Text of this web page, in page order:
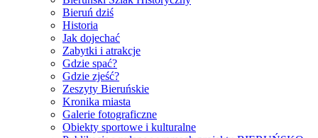
Bieruń dziś
Historia
Jak dojechać
Zabytki i atrakcje
Gdzie spać?
Gdzie zjeść?
Zeszyty Bieruńskie
Kronika miasta
Galerie fotograficzne
Obiekty sportowe i kulturalne